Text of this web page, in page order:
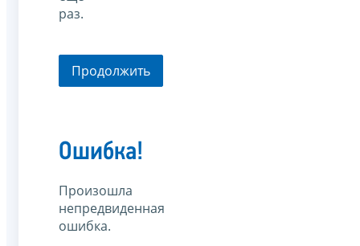
раз.
Продолжить
Ошибка!
Произошла
непредвиденная
ошибка.